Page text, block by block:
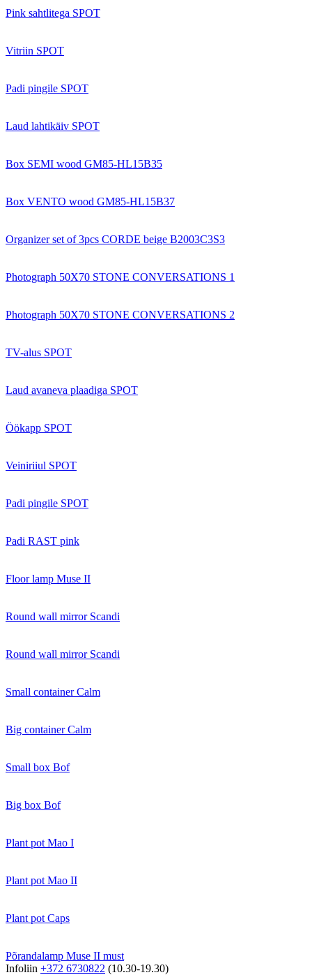
Pink sahtlitega SPOT
Vitriin SPOT
Padi pingile SPOT
Laud lahtikäiv SPOT
Box SEMI wood GM85-HL15B35
Box VENTO wood GM85-HL15B37
Organizer set of 3pcs CORDE beige B2003C3S3
Photograph 50X70 STONE CONVERSATIONS 1
Photograph 50X70 STONE CONVERSATIONS 2
TV-alus SPOT
Laud avaneva plaadiga SPOT
Öökapp SPOT
Veiniriiul SPOT
Padi pingile SPOT
Padi RAST pink
Floor lamp Muse II
Round wall mirror Scandi
Round wall mirror Scandi
Small container Calm
Big container Calm
Small box Bof
Big box Bof
Plant pot Mao I
Plant pot Mao II
Plant pot Caps
Põrandalamp Muse II must
Infoliin +372 6730822 (10.30-19.30)